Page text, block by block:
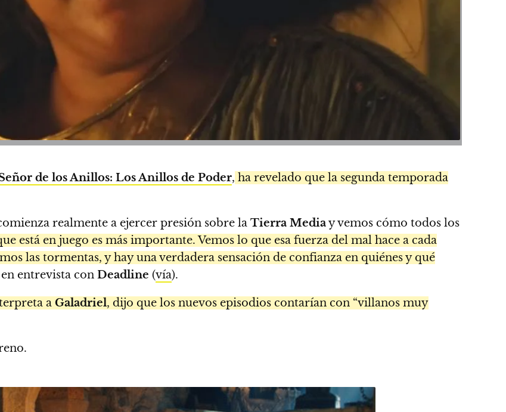
de los Anillos: Los Anillos de Poder, ha revelado que la segunda temporada
realmente a ejercer presión sobre la Tierra Mediay vemos cómo todos los
está en juego es más importante. Vemos lo que esa fuerza del mal hace a cada
las tormentas, y hay una verdadera sensación de confianza en quiénes y qué
en entrevista con Deadline (vía).
a Galadriel, dijo que los nuevos episodios contarían con “villanos muy